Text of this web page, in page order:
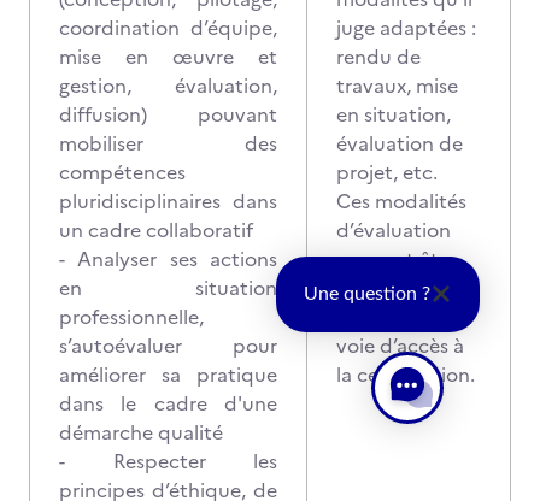
coordination d’équipe,
mise en œuvre et
gestion, évaluation,
diffusion) pouvant
mobiliser des
compétences
pluridisciplinaires dans
un cadre collaboratif
- Analyser ses actions
en situation
professionnelle,
s’autoévaluer pour
améliorer sa pratique
dans le cadre d'une
démarche qualité
- Respecter les
principes d’éthique, de
juge adaptées :
rendu de
travaux, mise
en situation,
évaluation de
projet, etc.
Ces modalités
d’évaluation
peuvent être
adaptées en
voie d’accès à
la certification.
Une question ?